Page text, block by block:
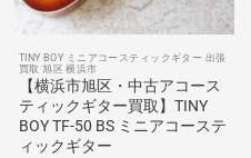
TINY BOY ミニアコースティックギター 出張
買取 旭区 横浜市
【横浜市旭区・中古アコース
ティックギター買取】TINY
BOY TF-50 BS ミニアコーステ
ィックギター